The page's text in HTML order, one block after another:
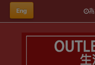
Eng